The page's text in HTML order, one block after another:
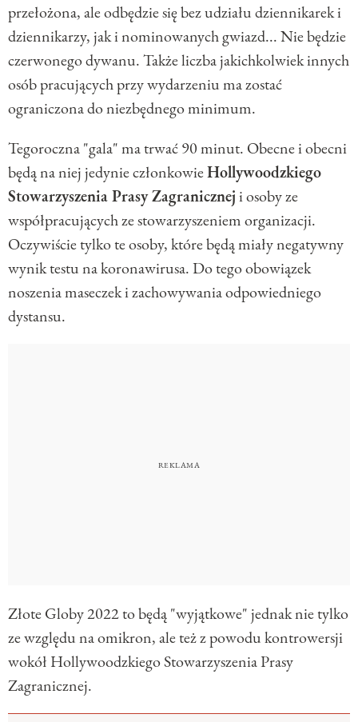
przełożona, ale odbędzie się bez udziału dziennikarek i
dziennikarzy, jak i nominowanych gwiazd... Nie będzie
czerwonego dywanu. Także liczba jakichkolwiek innych
osób pracujących przy wydarzeniu ma zostać
ograniczona do niezbędnego minimum.
Tegoroczna "gala" ma trwać 90 minut. Obecne i obecni
będą na niej jedynie członkowieHollywoodzkiego
Stowarzyszenia Prasy Zagraniczneji osoby ze
współpracujących ze stowarzyszeniem organizacji.
Oczywiście tylko te osoby, które będą miały negatywny
wynik testu na koronawirusa. Do tego obowiązek
noszenia maseczek i zachowywania odpowiedniego
dystansu.
Złote Globy 2022 to będą "wyjątkowe" jednak nie tylko
ze względu na omikron, ale też z powodu kontrowersji
wokół Hollywoodzkiego Stowarzyszenia Prasy
Zagranicznej.